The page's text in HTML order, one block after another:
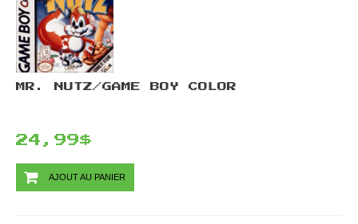
MR. NUTZ/GAME BOY COLOR
24,99$
AJOUT AU PANIER